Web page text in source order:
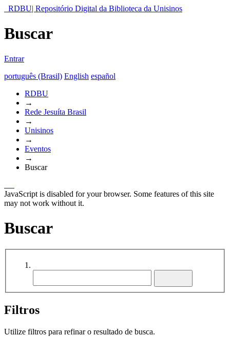
RDBU| Repositório Digital da Biblioteca da Unisinos
Buscar
Entrar
português (Brasil) English español
RDBU
→
Rede Jesuíta Brasil
→
Unisinos
→
Eventos
→
Buscar
JavaScript is disabled for your browser. Some features of this site
may not work without it.
Buscar
Filtros
Utilize filtros para refinar o resultado de busca.